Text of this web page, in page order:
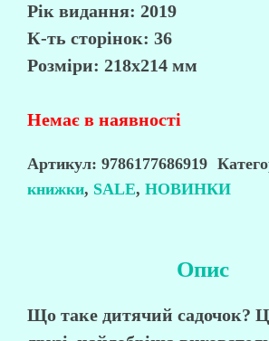
Рік видання: 2019
К-ть сторінок: 36
Розміри: 218х214 мм
Немає в наявності
Артикул: 9786177686919
книжки, SALE, НОВИНКИ
Опис
Що таке дитячий садочок?